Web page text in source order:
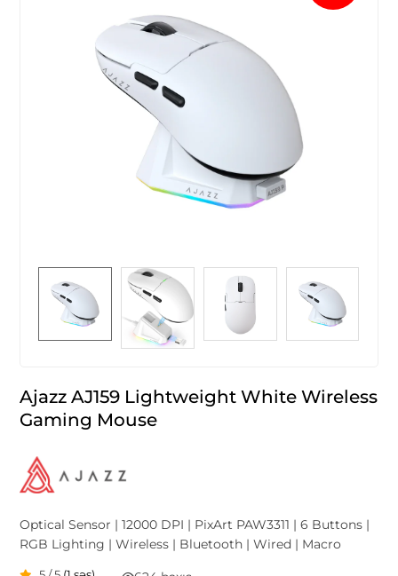
Ajazz AJ159 Lightweight White Wireless
Gaming Mouse
Optical Sensor | 12000 DPI | PixArt PAW3311 | 6 Buttons |
RGB Lighting | Wireless | Bluetooth | Wired | Macro